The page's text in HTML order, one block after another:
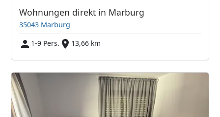
Wohnungen direkt in Marburg
35043 Marburg
1-9 Pers.
13,66 km